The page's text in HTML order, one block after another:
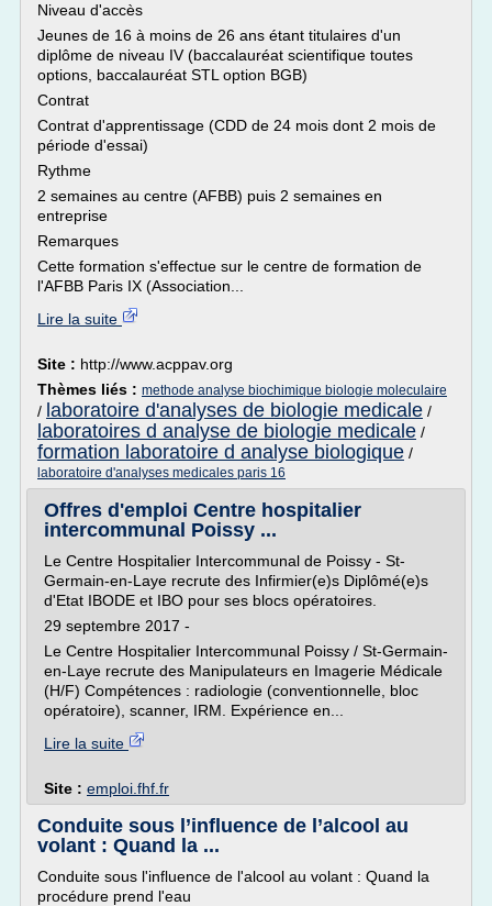
Niveau d'accès
Jeunes de 16 à moins de 26 ans étant titulaires d'un
diplôme de niveau IV (baccalauréat scientifique toutes
options, baccalauréat STL option BGB)
Contrat
Contrat d'apprentissage (CDD de 24 mois dont 2 mois de
période d'essai)
Rythme
2 semaines au centre (AFBB) puis 2 semaines en
entreprise
Remarques
Cette formation s'effectue sur le centre de formation de
l'AFBB Paris IX (Association...
Lire la suite
Site : http://www.acppav.org
Thèmes liés : methode analyse biochimique biologie moleculaire
/ laboratoire d'analyses de biologie medicale /
laboratoires d analyse de biologie medicale /
formation laboratoire d analyse biologique /
laboratoire d'analyses medicales paris 16
Offres d'emploi Centre hospitalier
intercommunal Poissy ...
Le Centre Hospitalier Intercommunal de Poissy - St-
Germain-en-Laye recrute des Infirmier(e)s Diplômé(e)s
d'Etat IBODE et IBO pour ses blocs opératoires.
29 septembre 2017 -
Le Centre Hospitalier Intercommunal Poissy / St-Germain-
en-Laye recrute des Manipulateurs en Imagerie Médicale
(H/F) Compétences : radiologie (conventionnelle, bloc
opératoire), scanner, IRM. Expérience en...
Lire la suite
Site : emploi.fhf.fr
Conduite sous l’influence de l’alcool au
volant : Quand la ...
Conduite sous l'influence de l'alcool au volant : Quand la
procédure prend l'eau